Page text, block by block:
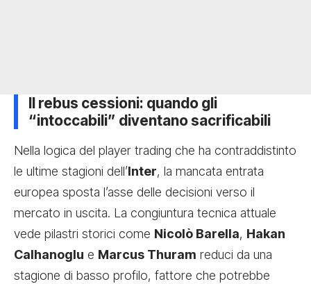
Il rebus cessioni: quando gli
“intoccabili” diventano sacrificabili
Nella logica del player trading che ha contraddistinto
le ultime stagioni dell’Inter, la mancata entrata
europea sposta l’asse delle decisioni verso il
mercato in uscita. La congiuntura tecnica attuale
vede pilastri storici come Nicolò Barella, Hakan
Calhanoglu e Marcus Thuram reduci da una
stagione di basso profilo, fattore che potrebbe